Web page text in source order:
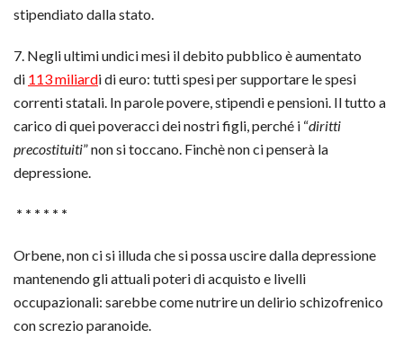
stipendiato dalla stato.
7. Negli ultimi undici mesi il debito pubblico è aumentato
di 113 miliardi di euro: tutti spesi per supportare le spesi
correnti statali. In parole povere, stipendi e pensioni. Il tutto a
carico di quei poveracci dei nostri figli, perché i “diritti
precostituiti” non si toccano. Finchè non ci penserà la
depressione.
* * * * * *
Orbene, non ci si illuda che si possa uscire dalla depressione
mantenendo gli attuali poteri di acquisto e livelli
occupazionali: sarebbe come nutrire un delirio schizofrenico
con screzio paranoide.